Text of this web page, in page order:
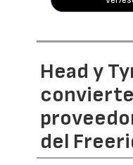
Head y
del